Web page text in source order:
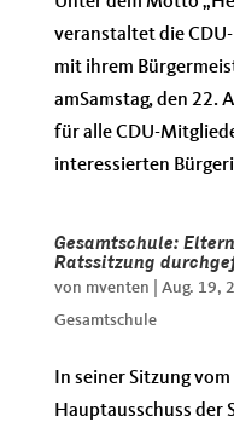
veranstaltet die
mit ihrem
amSamstag, den 22.
für alle CDU-
interessierten
Gesamtschule:
Ratssitzung
von mventen Aug. 19,
Gesamtschule
In seiner Sitzung
Hauptausschuss der